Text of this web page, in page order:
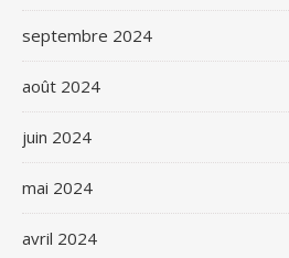
septembre 2024
août 2024
juin 2024
mai 2024
avril 2024